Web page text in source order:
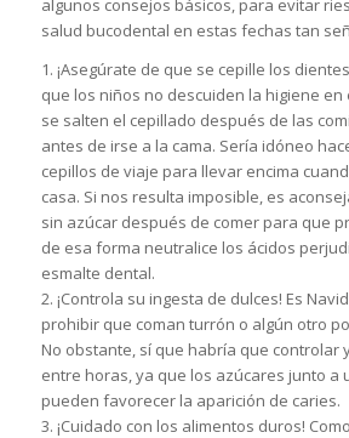
algunos consejos básicos, para evitar
salud bucodental en estas fechas tan
1. ¡Asegúrate de que se cepille los
que los niños no descuiden la higiene en
se salten el cepillado después de las
antes de irse a la cama. Sería idóneo
cepillos de viaje para llevar encima
casa. Si nos resulta imposible, es
sin azúcar después de comer para que
de esa forma neutralice los ácidos
esmalte dental.
2. ¡Controla su ingesta de dulces! Es
prohibir que coman turrón o algún otro
No obstante, sí que habría que controlar
entre horas, ya que los azúcares junto a
pueden favorecer la aparición de caries.
3. ¡Cuidado con los alimentos duros!